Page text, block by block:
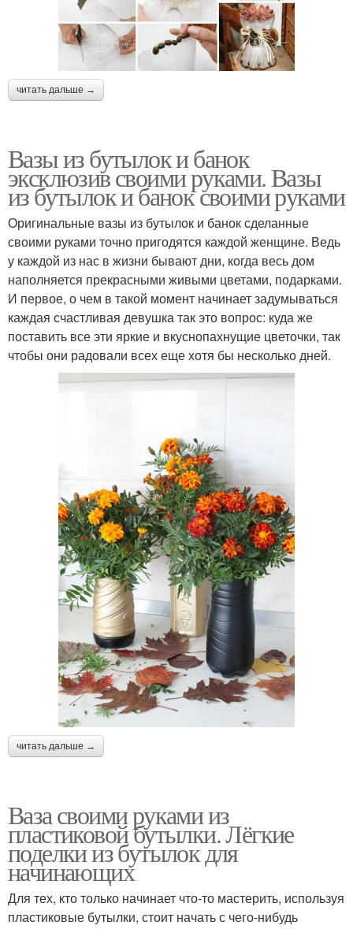
читать дальше →
Вазы из бутылок и банок
эксклюзив своими руками. Вазы
из бутылок и банок своими руками
Оригинальные вазы из бутылок и банок сделанные
своими руками точно пригодятся каждой женщине. Ведь
у каждой из нас в жизни бывают дни, когда весь дом
наполняется прекрасными живыми цветами, подарками.
И первое, о чем в такой момент начинает задумываться
каждая счастливая девушка так это вопрос: куда же
поставить все эти яркие и вкуснопахнущие цветочки, так
чтобы они радовали всех еще хотя бы несколько дней.
читать дальше →
Ваза своими руками из
пластиковой бутылки. Лёгкие
поделки из бутылок для
начинающих
Для тех, кто только начинает что-то мастерить, используя
пластиковые бутылки, стоит начать с чего-нибудь